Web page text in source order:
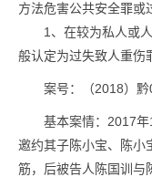
方法危害公共安全罪或
1、在较为私人或
般认定为过失致人重伤
案号：（2018）
基本案情：2017
邀约其子陈小宝、陈小
筋，后被告人陈国训与